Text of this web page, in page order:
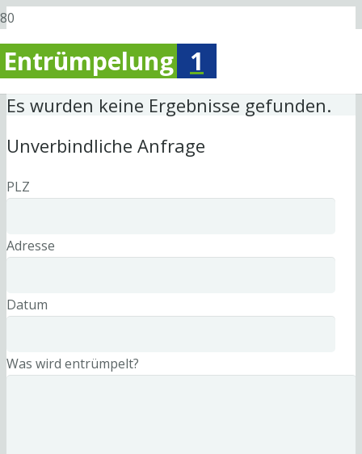
Entrümpelung 1
Es wurden keine Ergebnisse gefunden.
Unverbindliche Anfrage
PLZ
Adresse
Datum
Was wird entrümpelt?